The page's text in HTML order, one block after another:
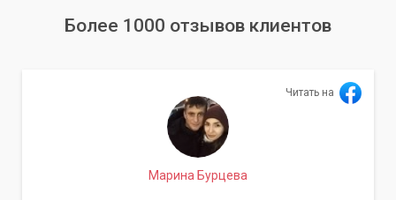
Мы предоставим вам рекомендации по безопасному
использованию интернета, распознаванию подозрительных
ресурсов и предотвращению заражений в будущем. Ваши
знания - это ваша лучшая защита.
Не позволяйте скрытым майнерам контролировать ваш
Более 1000 отзывов клиентов
Читать на
Марина Бурцева